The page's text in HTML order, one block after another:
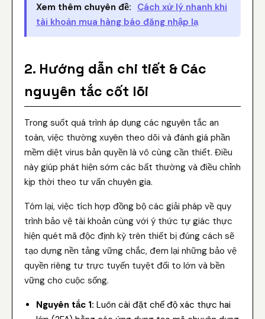
Xem thêm chuyên đề: Cách xử lý nhanh khi
tài khoản mua hàng báo đăng nhập lạ
2. Hướng dẫn chi tiết & Các
nguyên tắc cốt lõi
Trong suốt quá trình áp dụng các nguyên tắc an
toàn, việc thường xuyên theo dõi và đánh giá phần
mềm diệt virus bản quyền là vô cùng cần thiết. Điều
này giúp phát hiện sớm các bất thường và điều chỉnh
kịp thời theo tư vấn chuyên gia.
Tóm lại, việc tích hợp đồng bộ các giải pháp về quy
trình bảo vệ tài khoản cùng với ý thức tự giác thực
hiện quét mã độc định kỳ trên thiết bị đúng cách sẽ
tạo dựng nền tảng vững chắc, đem lại những bảo vệ
quyền riêng tư trực tuyến tuyệt đối to lớn và bền
vững cho cuộc sống.
Nguyên tắc 1: Luôn cài đặt chế độ xác thực hai